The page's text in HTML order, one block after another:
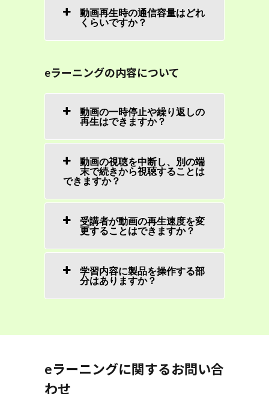
動画再生時の通信容量はどれ
くらいですか？
eラーニングの内容について
動画の一時停止や繰り返しの
再生はできますか？
動画の視聴を中断し、別の端
末で続きから視聴することは
できますか？
受講者が動画の再生速度を変
更することはできますか？
学習内容に製品を操作する部
分はありますか？
eラーニングに関するお問い合
わせ